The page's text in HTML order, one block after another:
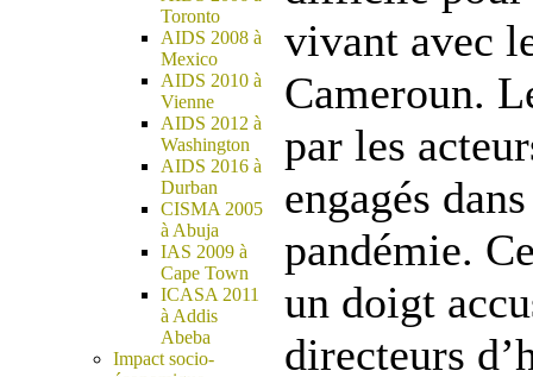
Toronto
AIDS 2008 à
Mexico
AIDS 2010 à
Vienne
AIDS 2012 à
Washington
AIDS 2016 à
Durban
CISMA 2005
à Abuja
IAS 2009 à
Cape Town
ICASA 2011
à Addis
Abeba
Impact socio-
vivant avec
Cameroun.
par les
engagés
pandémie.
un doigt
directeurs